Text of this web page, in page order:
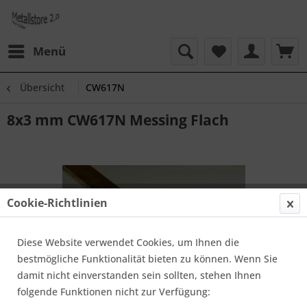
Menü
Übersicht CW617N
8x3 mm CW617N Messing Flach
Cookie-Richtlinien
Diese Website verwendet Cookies, um Ihnen die
bestmögliche Funktionalität bieten zu können. Wenn Sie
damit nicht einverstanden sein sollten, stehen Ihnen
folgende Funktionen nicht zur Verfügung: